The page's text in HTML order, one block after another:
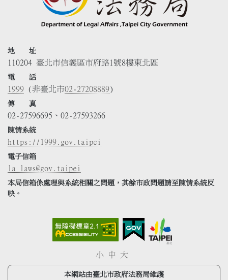
地 址
110204 臺北市信義區市府路1號8樓東北區
電 話
1999 (非臺北市02-27208889)
傳 真
02-27596695、02-27593266
陳情系統
https://1999.gov.taipei
電子信箱
la_laws@gov.taipei
本局信箱係處理與系統相關之問題，其餘市政問題請至陳情系統反
映。
小 中 大
本網站由臺北市政府法務局維護